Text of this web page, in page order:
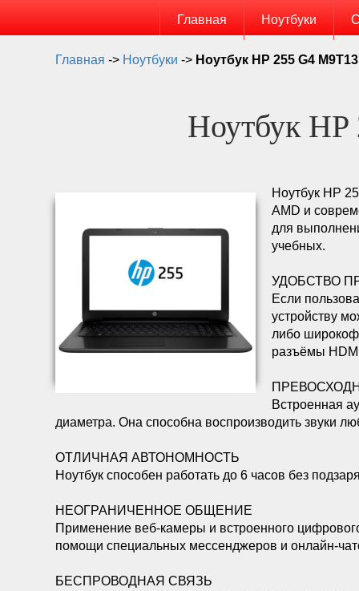
Главная Ноутбуки
Главная -> Ноутбуки -> Ноутбук HP 255 G4
Ноутбук
Ноутбук HP
AMD и
для
учебных.
УДОБСТВО
Если
устройству
либо
разъёмы
Встроенная
диаметра. Она способна воспроизводить звуки
ОТЛИЧНАЯ АВТОНОМНОСТЬ
Ноутбук способен работать до 6 часов без
НЕОГРАНИЧЕННОЕ ОБЩЕНИЕ
Применение веб-камеры и встроенного
помощи специальных мессенджеров и онлайн-
БЕСПРОВОДНАЯ СВЯЗЬ